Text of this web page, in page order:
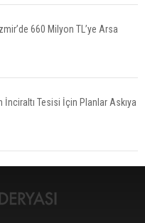
İspanya'da Bir Yılda
Güçlü Seyrini Korudu Yabancıya
660 Milyon TL’ye Arsa
İnciraltı Tesisi İçin Planlar Askıya